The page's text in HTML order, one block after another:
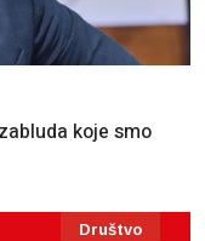
koje smo
Društvo